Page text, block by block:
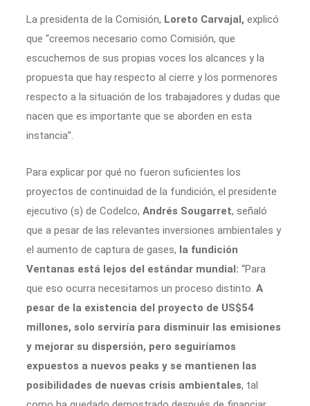
La presidenta de la Comisión, Loreto Carvajal, explicó
que “creemos necesario como Comisión, que
escuchemos de sus propias voces los alcances y la
propuesta que hay respecto al cierre y los pormenores
respecto a la situación de los trabajadores y dudas que
nacen que es importante que se aborden en esta
instancia”.
Para explicar por qué no fueron suficientes los
proyectos de continuidad de la fundición, el presidente
ejecutivo (s) de Codelco, Andrés Sougarret, señaló
que a pesar de las relevantes inversiones ambientales y
el aumento de captura de gases, la fundición
Ventanas está lejos del estándar mundial: “Para
que eso ocurra necesitamos un proceso distinto. A
pesar de la existencia del proyecto de US$54
millones, solo serviría para disminuir las emisiones
y mejorar su dispersión, pero seguiríamos
expuestos a nuevos peaks y se mantienen las
posibilidades de nuevas crisis ambientales, tal